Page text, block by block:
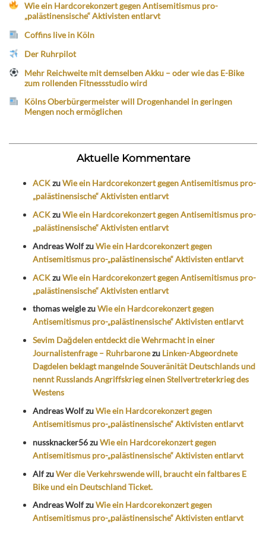
Wie ein Hardcorekonzert gegen Antisemitismus pro-
„palästinensische“ Aktivisten entlarvt
Coffins live in Köln
Der Ruhrpilot
Mehr Reichweite mit demselben Akku – oder wie das E-Bike
zum rollenden Fitnessstudio wird
Kölns Oberbürgermeister will Drogenhandel in geringen
Mengen noch ermöglichen
Aktuelle Kommentare
ACKzuWie ein Hardcorekonzert gegen Antisemitismus pro-
„palästinensische“ Aktivisten entlarvt
ACKzuWie ein Hardcorekonzert gegen Antisemitismus pro-
„palästinensische“ Aktivisten entlarvt
Andreas WolfzuWie ein Hardcorekonzert gegen
Antisemitismus pro-„palästinensische“ Aktivisten entlarvt
ACKzuWie ein Hardcorekonzert gegen Antisemitismus pro-
„palästinensische“ Aktivisten entlarvt
thomas weiglezuWie ein Hardcorekonzert gegen
Antisemitismus pro-„palästinensische“ Aktivisten entlarvt
Sevim Dağdelen entdeckt die Wehrmacht in einer
Journalistenfrage – Ruhrbaronezu Linken-Abgeordnete
Dagdelen beklagt mangelnde Souveränität Deutschlands und
nennt Russlands Angriffskrieg einen Stellvertreterkrieg des
Westens
Andreas WolfzuWie ein Hardcorekonzert gegen
Antisemitismus pro-„palästinensische“ Aktivisten entlarvt
nussknacker56zuWie ein Hardcorekonzert gegen
Antisemitismus pro-„palästinensische“ Aktivisten entlarvt
AlfzuWer die Verkehrswende will, braucht ein faltbares E
Bike und ein Deutschland Ticket.
Andreas WolfzuWie ein Hardcorekonzert gegen
Antisemitismus pro-„palästinensische“ Aktivisten entlarvt